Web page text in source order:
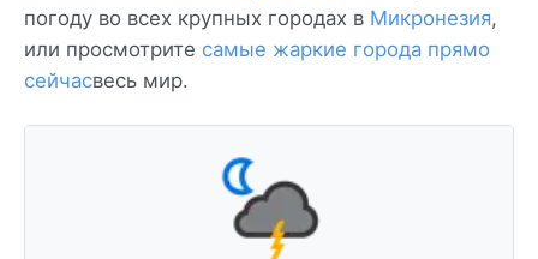
погоду во всех крупных городах в Микронезия,
или просмотрите самые жаркие города прямо
сейчасвесь мир.